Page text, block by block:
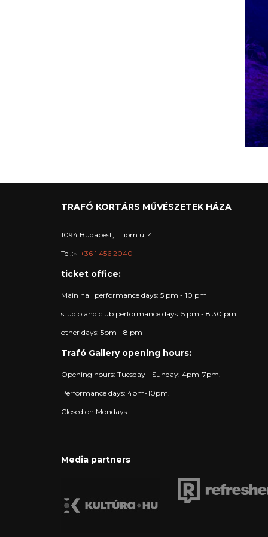
TRAFÓ KORTÁRS MŰVÉSZETEK HÁZA
1094 Budapest, Liliom u. 41.
Tel.: +36 1 456 2040
ticket office:
Main hall performance days: 5 pm - 10 pm
studio and club performance days: 5 pm - 8:30 pm
other days: 5pm - 8 pm
Trafó Gallery opening hours:
Opening hours: Tuesday - Sunday: 4pm-7pm.
Performance days: 4pm-10pm.
Closed on Mondays.
Media partners